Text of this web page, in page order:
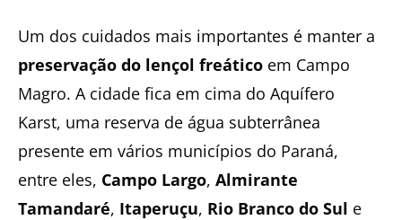
Um dos cuidados mais importantes é manter a
preservação do lençol freático em Campo
Magro. A cidade fica em cima do Aquífero
Karst, uma reserva de água subterrânea
presente em vários municípios do Paraná,
entre eles, Campo Largo, Almirante
Tamandaré, Itaperuçu, Rio Branco do Sul e